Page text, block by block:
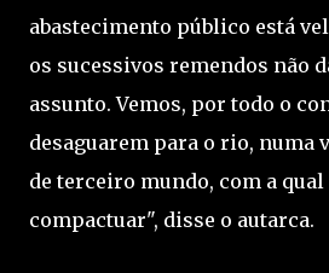
abastecimento público está
os sucessivos remendos não
assunto. Vemos, por todo o
desaguarem para o rio, numa
de terceiro mundo, com a
compactuar", disse o autarca.